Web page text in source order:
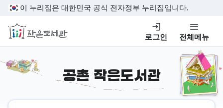
본문 바로가기
이 누리집은 대한민국 공식 전자정부 누리집입니다.
작은도서관
로그인 전체메뉴
공촌 작은도서관